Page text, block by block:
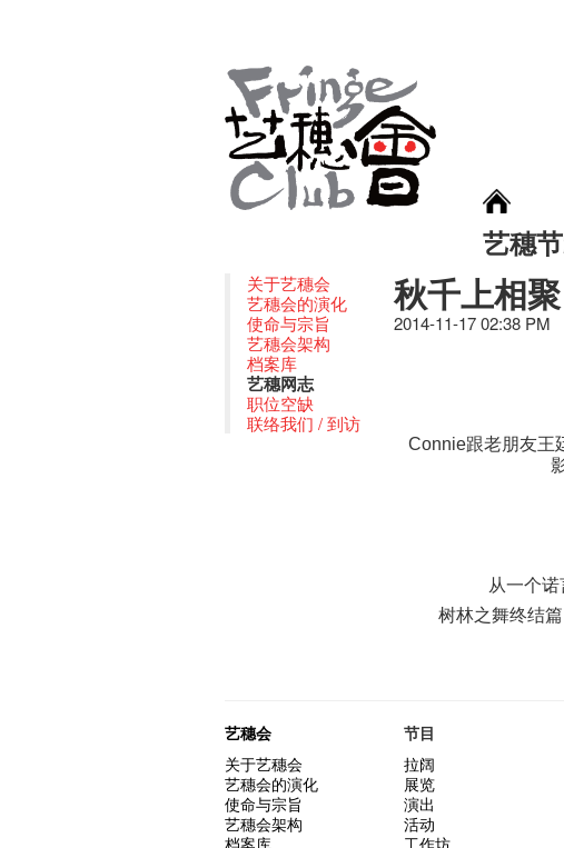
艺穗
关于艺穗会
艺穗会的演化
使命与宗旨
艺穗会架构
档案库
艺穗网志
职位空缺
联络我们 / 到访
秋千上相聚
2014-11-17 02:38 PM
Connie跟老​朋​友王
从一个
树林之舞终结
艺穗会
关于艺穗会
艺穗会的演化
使命与宗旨
艺穗会架构
档案库
节目
拉阔
展览
演出
活动
工作坊